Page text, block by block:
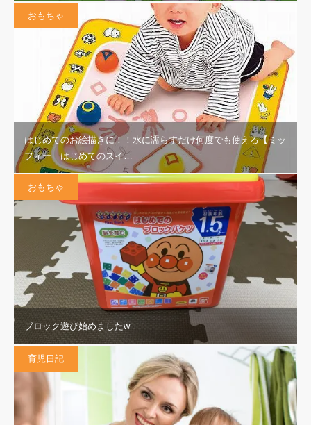
おもちゃ
はじめてのお絵描きに！！水に濡らすだけ何度でも使える【ミッ
フィー はじめてのスイ…
おもちゃ
ブロック遊び始めましたw
育児日記